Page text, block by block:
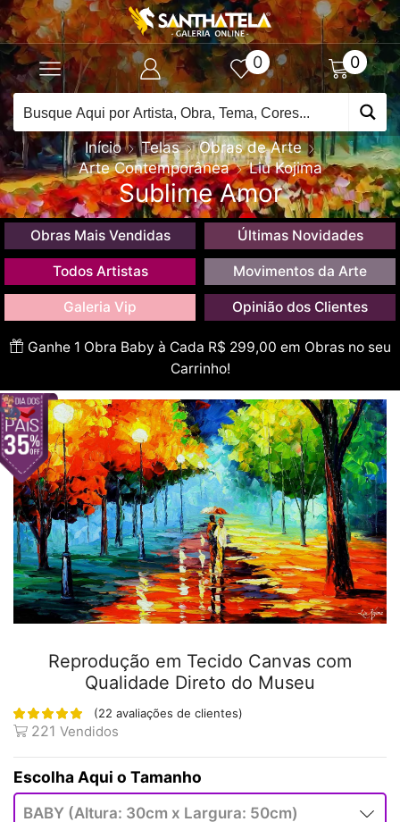
0 0
Início Telas
Obras de Arte
Arte Contemporânea
Liu Kojima
Sublime Amor
Obras Mais Vendidas Últimas Novidades
Todos Artistas Movimentos da Arte
Galeria Vip Opinião dos Clientes
Ganhe 1 Obra Baby à Cada R$ 299,00 em Obras no seu
Carrinho!
Reprodução em Tecido Canvas com
Qualidade Direto do Museu
(22 avaliações de clientes)
221 Vendidos
Tamanho